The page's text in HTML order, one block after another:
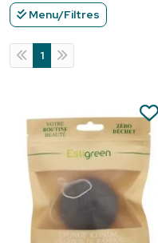
Menu/Filtres
1